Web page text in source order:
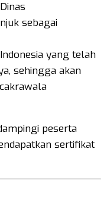
sebagai
yang telah
sehingga akan
peserta
sertifikat